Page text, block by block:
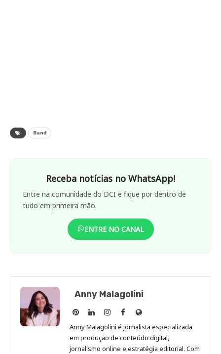
Band
Receba notícias no WhatsApp!
Entre na comunidade do DCI e fique por dentro de
tudo em primeira mão.
ENTRE NO CANAL
Anny Malagolini
Anny
Malagolini
no
Pinterest
Anny
Malagolini
no
LinkedIn
Anny
Malagolini
no
Instagram
Anny
Malagolini
no
Facebook
Site
de
Anny
Malagolini
Anny Malagolini é jornalista especializada
em produção de conteúdo digital,
jornalismo online e estratégia editorial. Com